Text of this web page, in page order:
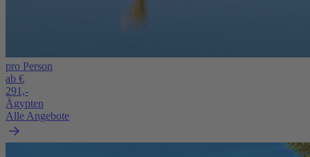
pro Person
ab €
291,-
Ägypten
Alle Angebote